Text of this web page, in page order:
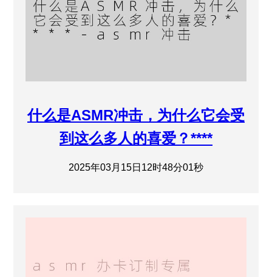
什么是ASMR冲击，为什么它会受
到这么多人的喜爱？****
2025年03月15日12时48分01秒